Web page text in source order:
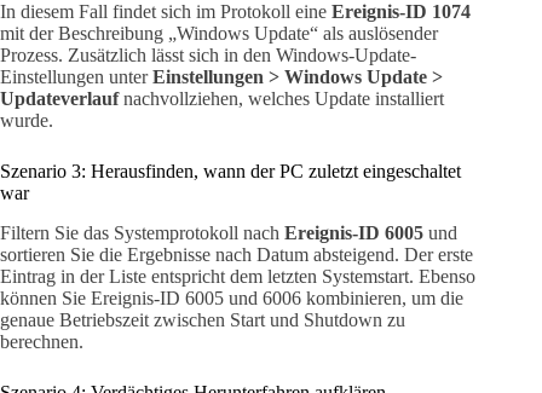
In diesem Fall findet sich im Protokoll eine Ereignis-ID 1074
mit der Beschreibung „Windows Update“ als auslösender
Prozess. Zusätzlich lässt sich in den Windows-Update-
Einstellungen unterEinstellungen > Windows Update >
Updateverlaufnachvollziehen, welches Update installiert
wurde.
Szenario 3: Herausfinden, wann der PC zuletzt eingeschaltet
war
Filtern Sie das Systemprotokoll nach Ereignis-ID 6005 und
sortieren Sie die Ergebnisse nach Datum absteigend. Der erste
Eintrag in der Liste entspricht dem letzten Systemstart. Ebenso
können Sie Ereignis-ID 6005 und 6006 kombinieren, um die
genaue Betriebszeit zwischen Start und Shutdown zu
berechnen.